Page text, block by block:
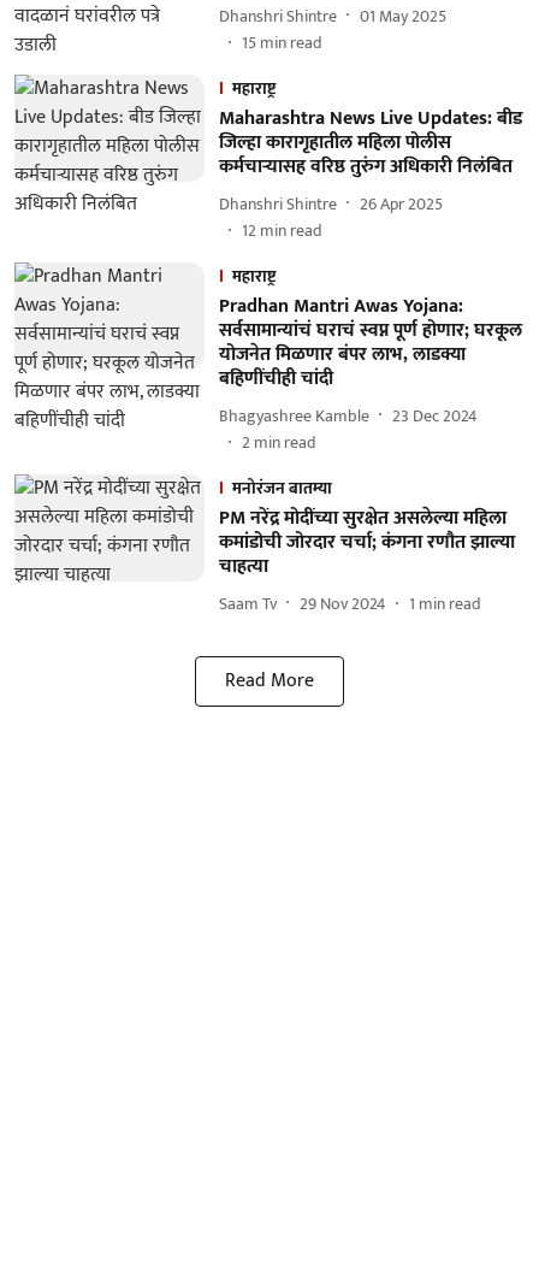
Dhanshri Shintre
01 May 2025
15min read
महाराष्ट्र
Maharashtra News Live Updates: बीड
जिल्हा कारागृहातील महिला पोलीस
कर्मचाऱ्यासह वरिष्ठ तुरुंग अधिकारी निलंबित
Dhanshri Shintre
26 Apr 2025
12min read
महाराष्ट्र
Pradhan Mantri Awas Yojana:
सर्वसामान्यांचं घराचं स्वप्न पूर्ण होणार; घरकूल
योजनेत मिळणार बंपर लाभ, लाडक्या
बहिणींचीही चांदी
Bhagyashree Kamble
23 Dec 2024
2min read
मनोरंजन बातम्या
PM नरेंद्र मोदींच्या सुरक्षेत असलेल्या महिला
कमांडोची जोरदार चर्चा; कंगना रणौत झाल्या
चाहत्या
Saam Tv 29 Nov 2024 1 min read
Read More